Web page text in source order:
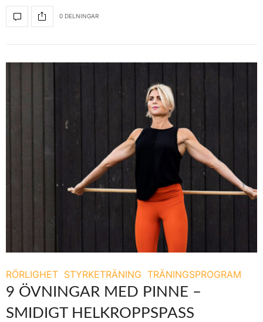
0 DELNINGAR
RÖRLIGHET STYRKETRÄNING TRÄNINGSPROGRAM
9 ÖVNINGAR MED PINNE –
SMIDIGT HELKROPPSPASS